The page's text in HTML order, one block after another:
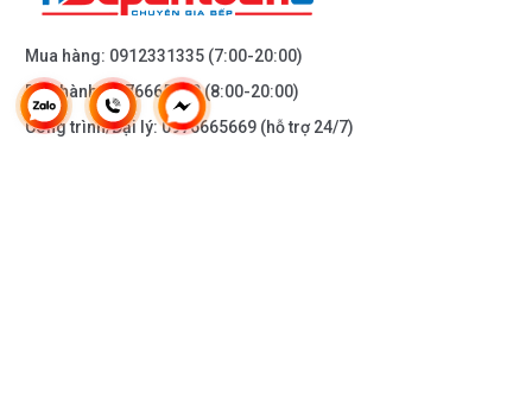
Mua hàng: 0912331335 (7:00-20:00)
Bảo hành:0976665669(8:00-20:00)
Công trình/Đại lý:0976665669 (hỗ trợ 24/7)